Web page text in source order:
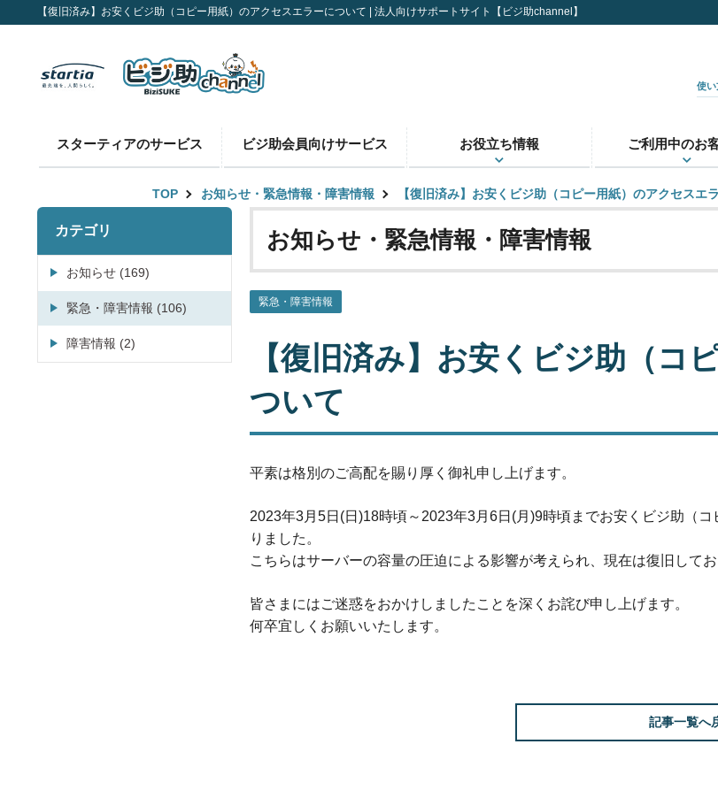
【復旧済み】お安くビジ助（コピー用紙）のアクセスエラーについて | 法人向けサポートサイト【ビジ助channel】
使い
スターティアのサービス ビジ助会員向けサービス お役立ち情報 ご利用中のお
TOP お知らせ・緊急情報・障害情報 【復旧済み】お安くビジ助（コピー用紙）のアクセスエ
お知らせ・緊急情報・障害情報
緊急・障害情報
【復旧済み】お安くビジ助（コ
ついて
平素は格別のご高配を賜り厚く御礼申し上げます。
2023年3月5日(日)18時頃～2023年3月6日(月)9時頃までお安くビジ助（
りました。
こちらはサーバーの容量の圧迫による影響が考えられ、現在は復旧してお
皆さまにはご迷惑をおかけしましたことを深くお詫び申し上げます。
何卒宜しくお願いいたします。
記事一覧へ
カテゴリ
お知らせ (169)
緊急・障害情報 (106)
障害情報 (2)